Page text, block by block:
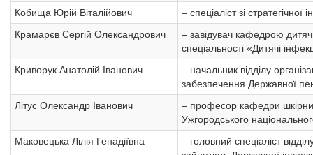
Кобища Юрій Віталійович
– спеціаліст зі
Крамарєв Сергій Олександрович
– завідувач кафедрою
спеціальності «Дитячі
Криворук Анатолій Іванович
– начальник відділу
забезпечення Державної
Літус Олександр Іванович
– професор кафедри
Ужгородського
Маковецька Лілія Генадіївна
– головний спеціаліст